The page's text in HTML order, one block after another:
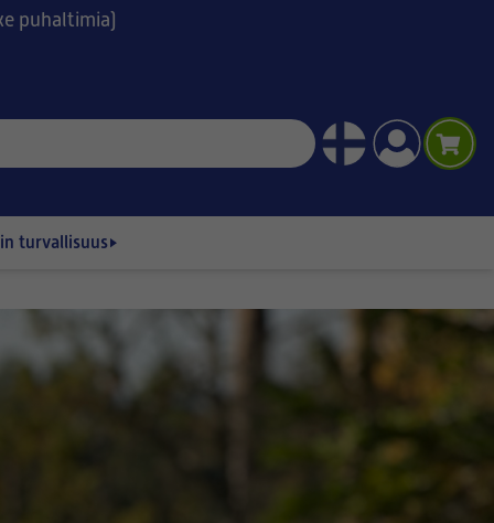
puhaltimia)
turvallisuus